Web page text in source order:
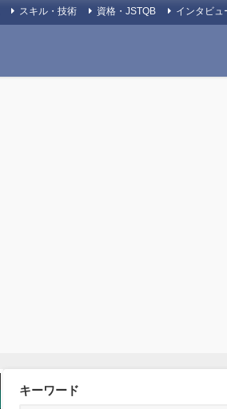
スキル・技術 資格・JSTQB インタビュ
キーワード